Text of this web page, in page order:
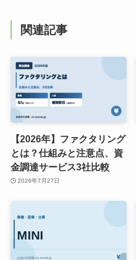
関連記事
【2026年】ファクタリング
とは？仕組みと注意点、資
金調達サービス3社比較
2026年7月27日